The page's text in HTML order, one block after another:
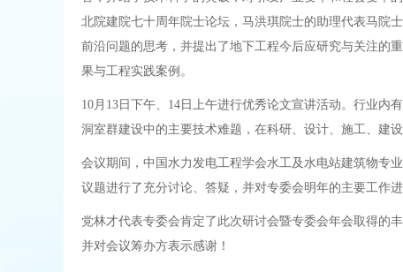
北院建院七十周年院士论坛，马洪琪院士的助理代表马院
前沿问题的思考，并提出了地下工程今后应研究与关注的
果与工程实践案例。
10月13日下午、14日上午进行优秀论文宣讲活动。行业
洞室群建设中的主要技术难题，在科研、设计、施工、建
会议期间，中国水力发电工程学会水工及水电站建筑物专
议题进行了充分讨论、答疑，并对专委会明年的主要工作进
党林才代表专委会肯定了此次研讨会暨专委会年会取得的
并对会议筹办方表示感谢！